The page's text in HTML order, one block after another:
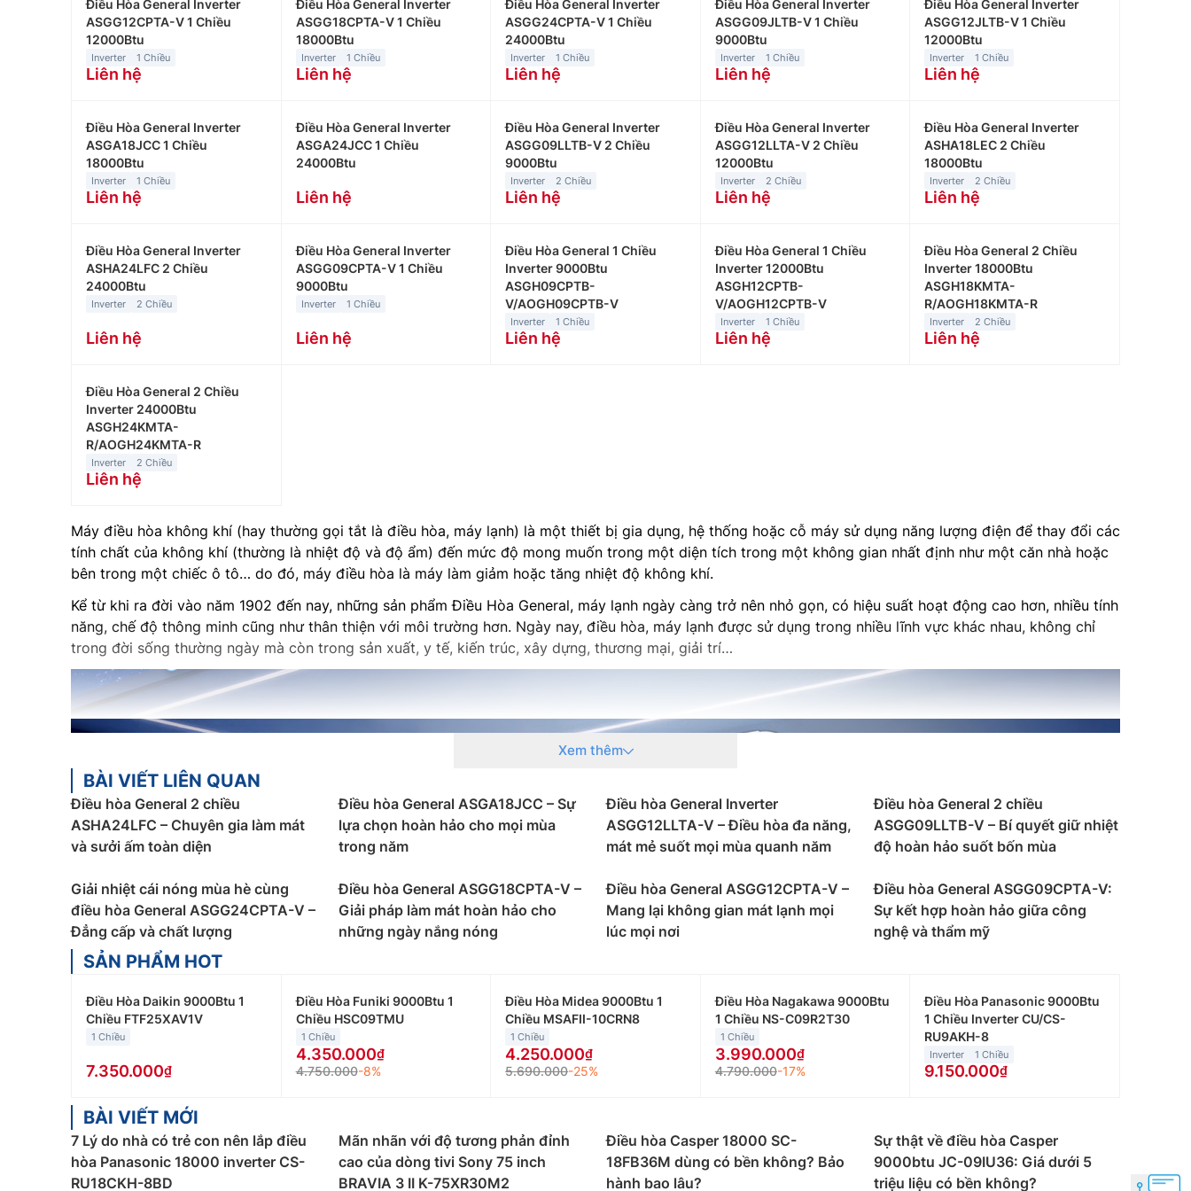
Điều Hòa General Inverter
ASGG12CPTA-V 1 Chiều
12000Btu
Inverter 1 Chiều
Liên hệ
Điều Hòa General Inverter
ASGG18CPTA-V 1 Chiều
18000Btu
Inverter 1 Chiều
Liên hệ
Điều Hòa General Inverter
ASGG24CPTA-V 1 Chiều
24000Btu
Inverter 1 Chiều
Liên hệ
Điều Hòa General Inverter
ASGG09JLTB-V 1 Chiều
9000Btu
Inverter 1 Chiều
Liên hệ
Điều Hòa General Inverter
ASGG12JLTB-V 1 Chiều
12000Btu
Inverter 1 Chiều
Liên hệ
Điều Hòa General Inverter
ASGA18JCC 1 Chiều
18000Btu
Inverter 1 Chiều
Liên hệ
Điều Hòa General Inverter
ASGA24JCC 1 Chiều
24000Btu
Liên hệ
Điều Hòa General Inverter
ASGG09LLTB-V 2 Chiều
9000Btu
Inverter 2 Chiều
Liên hệ
Điều Hòa General Inverter
ASGG12LLTA-V 2 Chiều
12000Btu
Inverter 2 Chiều
Liên hệ
Điều Hòa General Inverter
ASHA18LEC 2 Chiều
18000Btu
Inverter 2 Chiều
Liên hệ
Điều Hòa General Inverter
ASHA24LFC 2 Chiều
24000Btu
Inverter 2 Chiều
Liên hệ
Điều Hòa General Inverter
ASGG09CPTA-V 1 Chiều
9000Btu
Inverter 1 Chiều
Liên hệ
Điều Hòa General 1 Chiều
Inverter 9000Btu
ASGH09CPTB-
V/AOGH09CPTB-V
Inverter 1 Chiều
Liên hệ
Điều Hòa General 1 Chiều
Inverter 12000Btu
ASGH12CPTB-
V/AOGH12CPTB-V
Inverter 1 Chiều
Liên hệ
Điều Hòa General 2 Chiều
Inverter 18000Btu
ASGH18KMTA-
R/AOGH18KMTA-R
Inverter 2 Chiều
Liên hệ
Điều Hòa General 2 Chiều
Inverter 24000Btu
ASGH24KMTA-
R/AOGH24KMTA-R
Inverter 2 Chiều
Liên hệ
Máy điều hòa không khí (hay thường gọi tắt là điều hòa, máy lạnh) là một thiết bị gia dụng, hệ thống hoặc cỗ máy sử dụng năng lượng điện để thay đổi các
tính chất của không khí (thường là nhiệt độ và độ ẩm) đến mức độ mong muốn trong một diện tích trong một không gian nhất định như một căn nhà hoặc
bên trong một chiếc ô tô… do đó, máy điều hòa là máy làm giảm hoặc tăng nhiệt độ không khí.
Kể từ khi ra đời vào năm 1902 đến nay, những sản phẩm Điều Hòa General, máy lạnh ngày càng trở nên nhỏ gọn, có hiệu suất hoạt động cao hơn, nhiều tính
năng, chế độ thông minh cũng như thân thiện với môi trường hơn. Ngày nay, điều hòa, máy lạnh được sử dụng trong nhiều lĩnh vực khác nhau, không chỉ
trong đời sống thường ngày mà còn trong sản xuất, y tế, kiến trúc, xây dựng, thương mại, giải trí…
Xem thêm
BÀI VIẾT LIÊN QUAN
Điều hòa General 2 chiều
ASHA24LFC – Chuyên gia làm mát
và sưởi ấm toàn diện
Điều hòa General ASGA18JCC – Sự
lựa chọn hoàn hảo cho mọi mùa
trong năm
Điều hòa General Inverter
ASGG12LLTA-V – Điều hòa đa năng,
mát mẻ suốt mọi mùa quanh năm
Điều hòa General 2 chiều
ASGG09LLTB-V – Bí quyết giữ nhiệt
độ hoàn hảo suốt bốn mùa
Giải nhiệt cái nóng mùa hè cùng
điều hòa General ASGG24CPTA-V –
Đẳng cấp và chất lượng
Điều hòa General ASGG18CPTA-V –
Giải pháp làm mát hoàn hảo cho
những ngày nắng nóng
Điều hòa General ASGG12CPTA-V –
Mang lại không gian mát lạnh mọi
lúc mọi nơi
Điều hòa General ASGG09CPTA-V:
Sự kết hợp hoàn hảo giữa công
nghệ và thẩm mỹ
SẢN PHẨM HOT
Điều Hòa Daikin 9000Btu 1
Chiều FTF25XAV1V
1 Chiều
7.350.000
Điều Hòa Funiki 9000Btu 1
Chiều HSC09TMU
1 Chiều
4.350.000
4.750.000-8%
Điều Hòa Midea 9000Btu 1
Chiều MSAFII-10CRN8
1 Chiều
4.250.000
5.690.000-25%
Điều Hòa Nagakawa 9000Btu
1 Chiều NS-C09R2T30
1 Chiều
3.990.000
4.790.000-17%
Điều Hòa Panasonic 9000Btu
1 Chiều Inverter CU/CS-
RU9AKH-8
Inverter 1 Chiều
9.150.000
BÀI VIẾT MỚI
7 Lý do nhà có trẻ con nên lắp điều
hòa Panasonic 18000 inverter CS-
RU18CKH-8BD
Mãn nhãn với độ tương phản đỉnh
cao của dòng tivi Sony 75 inch
BRAVIA 3 II K-75XR30M2
Điều hòa Casper 18000 SC-
18FB36M dùng có bền không? Bảo
hành bao lâu?
Sự thật về điều hòa Casper
9000btu JC-09IU36: Giá dưới 5
triệu liệu có bền không?